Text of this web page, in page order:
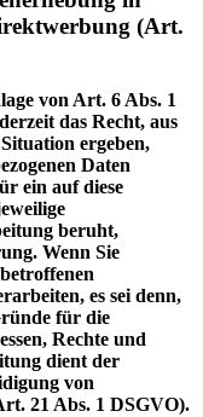
(Art.
von Art. 6 Abs. 1
das Recht, aus
ergeben,
Daten
ein auf diese
beruht,
Wenn Sie
es sei denn,
für die
Rechte und
dient der
von
21 Abs. 1 DSGVO).